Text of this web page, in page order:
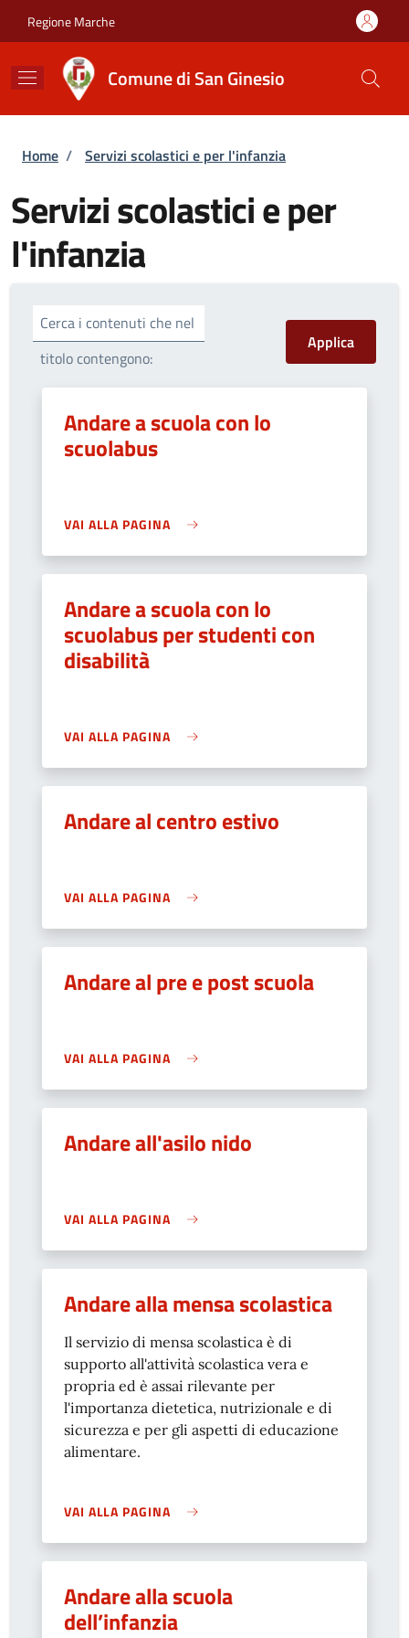
Regione Marche
Comune di San Ginesio
Briciole di pane
Home / Servizi scolastici e per l'infanzia
Servizi scolastici e per
l'infanzia
Cerca i contenuti che nel
titolo contengono:
Andare a scuola con lo
scuolabus
VAI ALLA PAGINA
Andare a scuola con lo
scuolabus per studenti con
disabilità
VAI ALLA PAGINA
Andare al centro estivo
VAI ALLA PAGINA
Andare al pre e post scuola
VAI ALLA PAGINA
Andare all'asilo nido
VAI ALLA PAGINA
Andare alla mensa scolastica
Il servizio di mensa scolastica è di
supporto all'attività scolastica vera e
propria ed è assai rilevante per
l'importanza dietetica, nutrizionale e di
sicurezza e per gli aspetti di educazione
alimentare.
VAI ALLA PAGINA
Andare alla scuola
dell’infanzia